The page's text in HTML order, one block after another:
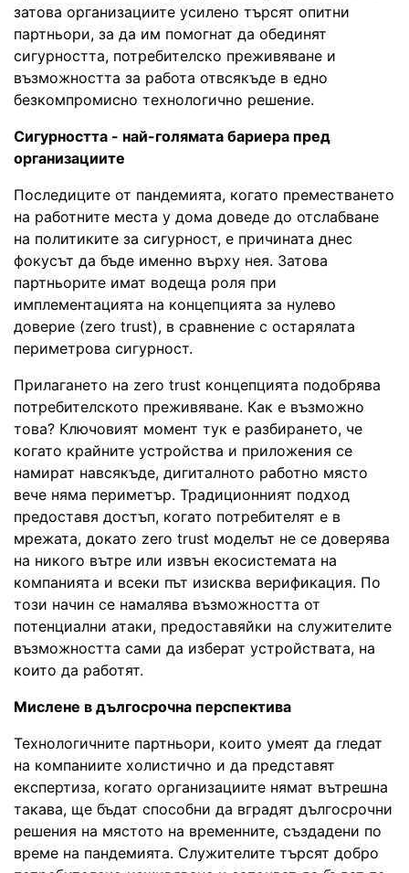
затова организациите усилено търсят опитни
партньори, за да им помогнат да обединят
сигурността, потребителско преживяване и
възможността за работа отвсякъде в едно
безкомпромисно технологично решение.
Сигурността - най-голямата бариера пред
организациите
Последиците от пандемията, когато преместването
на работните места у дома доведе до отслабване
на политиките за сигурност, е причината днес
фокусът да бъде именно върху нея. Затова
партньорите имат водеща роля при
имплементацията на концепцията за нулево
доверие (zero trust), в сравнение с остарялата
периметрова сигурност.
Прилагането на zero trust концепцията подобрява
потребителското преживяване. Как е възможно
това? Ключовият момент тук е разбирането, че
когато крайните устройства и приложения се
намират навсякъде, дигиталното работно място
вече няма периметър. Традиционният подход
предоставя достъп, когато потребителят е в
мрежата, докато zero trust моделът не се доверява
на никого вътре или извън екосистемата на
компанията и всеки път изисква верификация. По
този начин се намалява възможността от
потенциални атаки, предоставяйки на служителите
възможността сами да изберат устройствата, на
които да работят.
Мислене в дългосрочна перспектива
Технологичните партньори, които умеят да гледат
на компаниите холистично и да представят
експертиза, когато организациите нямат вътрешна
такава, ще бъдат способни да вградят дългосрочни
решения на мястото на временните, създадени по
време на пандемията. Служителите търсят добро